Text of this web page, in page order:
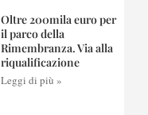
Oltre 200mila euro per
il parco della
Rimembranza. Via alla
riqualificazione
Leggi di più »